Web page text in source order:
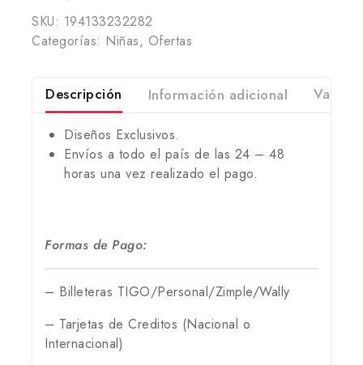
SKU: 194133232282
Categorías: Niñas, Ofertas
Descripción Información adicional
Diseños Exclusivos.
Envíos a todo el país de las 24 – 48
horas una vez realizado el pago.
Formas de Pago:
– Billeteras TIGO/Personal/Zimple/Wally
– Tarjetas de Creditos (Nacional o
Internacional)